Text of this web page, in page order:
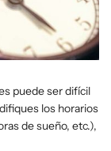
puede ser difícil
los horarios
de sueño, etc.),